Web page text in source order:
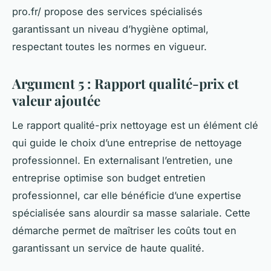
pro.fr/ propose des services spécialisés
garantissant un niveau d’hygiène optimal,
respectant toutes les normes en vigueur.
Argument 5 : Rapport qualité-prix et
valeur ajoutée
Le rapport qualité-prix nettoyage est un élément clé
qui guide le choix d’une entreprise de nettoyage
professionnel. En externalisant l’entretien, une
entreprise optimise son budget entretien
professionnel, car elle bénéficie d’une expertise
spécialisée sans alourdir sa masse salariale. Cette
démarche permet de maîtriser les coûts tout en
garantissant un service de haute qualité.